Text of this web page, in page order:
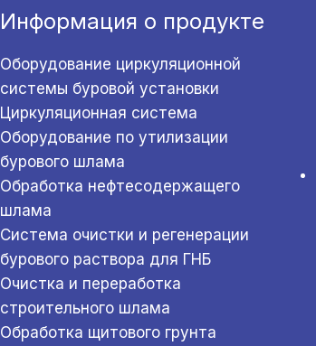
Информация о продукте
Оборудование циркуляционной
системы буровой установки
Циркуляционная система
Оборудование по утилизации
бурового шлама
Обработка нефтесодержащего
шлама
Система очистки и регенерации
бурового раствора для ГНБ
Очистка и переработка
строительного шлама
Обработка щитового грунта